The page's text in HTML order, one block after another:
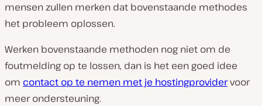
mensen zullen merken dat bovenstaande methodes
het probleem oplossen.
Werken bovenstaande methoden nog niet om de
foutmelding op te lossen, dan is het een goed idee
om contact op te nemen met je hostingprovidervoor
meer ondersteuning.